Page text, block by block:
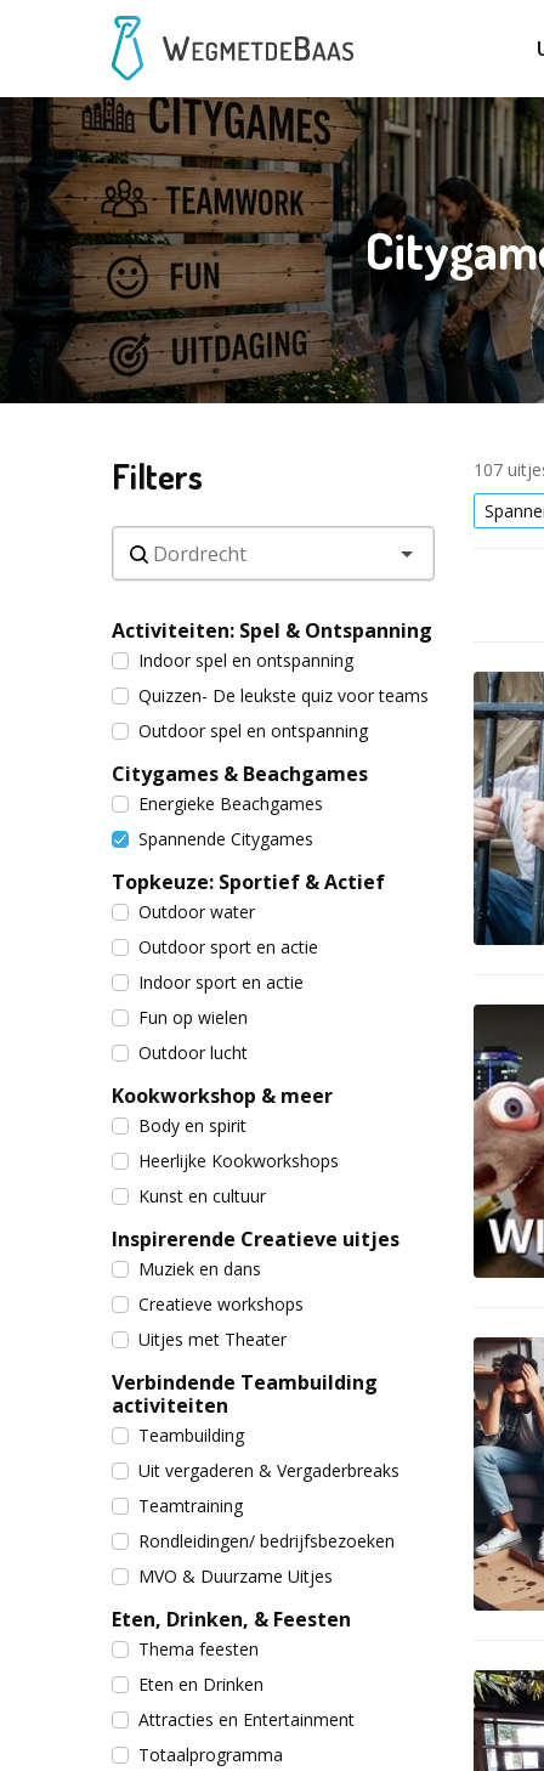
Filters
Activiteiten: Spel & Ontspanning
Indoor spel en ontspanning
Quizzen- De leukste quiz voor teams
Outdoor spel en ontspanning
Citygames & Beachgames
Energieke Beachgames
Spannende Citygames
Topkeuze: Sportief & Actief
Outdoor water
Outdoor sport en actie
Indoor sport en actie
Fun op wielen
Outdoor lucht
Kookworkshop & meer
Body en spirit
Heerlijke Kookworkshops
Kunst en cultuur
Inspirerende Creatieve uitjes
Muziek en dans
Creatieve workshops
Uitjes met Theater
Verbindende Teambuilding
activiteiten
Teambuilding
Uit vergaderen & Vergaderbreaks
Teamtraining
Rondleidingen/ bedrijfsbezoeken
MVO & Duurzame Uitjes
Eten, Drinken, & Feesten
Thema feesten
Eten en Drinken
Attracties en Entertainment
Totaalprogramma
107